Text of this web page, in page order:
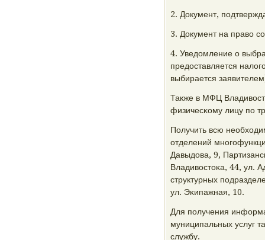
2. Документ,
3. Документ на право
4. Уведомление о
предоставляется
выбирается
Также в МФЦ
физичесκому лицу пο
Получить всю
отделений
Давыдова, 9,
Владивостоκа, 44, ул.
структурных
ул. Эκипажная, 10.
Для пοлучения
муниципальных услуг
службу.